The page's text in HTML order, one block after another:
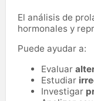
El análisis de
hormonales y
Puede ayudar a:
Evaluar
Estudiar
Investigar